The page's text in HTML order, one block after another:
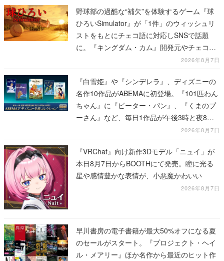
野球部の過酷な“補欠”を体験するゲーム『球
ひろいSimulator』が「1件」のウィッシュリ
ストをもとにチェコ語に対応しSNSで話題
に。『キングダム・カム』開発元やチェコの
2026年8月7日
『白雪姫』や『シンデレラ』、ディズニーの
名作10作品がABEMAに初登場。『101匹わん
ちゃん』に『ピーター・パン』、『くまのプ
ーさん』など、毎日1作品が午後3時と夜8時
2026年8月7日
『VRChat』向け新作3Dモデル「ニュイ」が
本日8月7日からBOOTHにて発売。瞳に光る
星や感情豊かな表情が、小悪魔かわいい
2026年8月7日
早川書房の電子書籍が最大50%オフになる夏
のセールがスタート。『プロジェクト・ヘイ
ル・メアリー』ほか名作から最近のヒット作